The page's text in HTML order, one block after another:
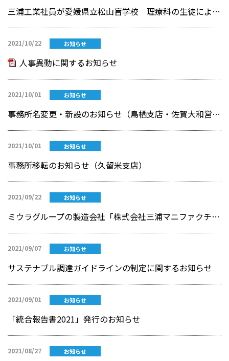
三浦工業社員が愛媛県立松山盲学校 理療科の生徒による「あんま・マッサージ施術」を体験
2021/10/22 お知らせ
人事異動に関するお知らせ
2021/10/01 お知らせ
事務所名変更・新設のお知らせ（鳥栖支店・佐賀大和営業所）
2021/10/01 お知らせ
事務所移転のお知らせ（久留米支店）
2021/09/22 お知らせ
ミウラグループの製造会社「株式会社三浦マニファクチャリング」と「三浦工機株式会社」 の社員４名が「令和3年度 愛媛県溶接技術コンクール」にて受賞！
2021/09/07 お知らせ
サステナブル調達ガイドラインの制定に関するお知らせ
2021/09/01 お知らせ
「統合報告書2021」発行のお知らせ
2021/08/27 お知らせ